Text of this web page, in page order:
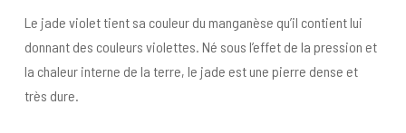
Le jade violet tient sa couleur du manganèse qu’il contient lui
donnant des couleurs violettes. Né sous l’effet de la pression et
la chaleur interne de la terre, le jade est une pierre dense et
très dure.